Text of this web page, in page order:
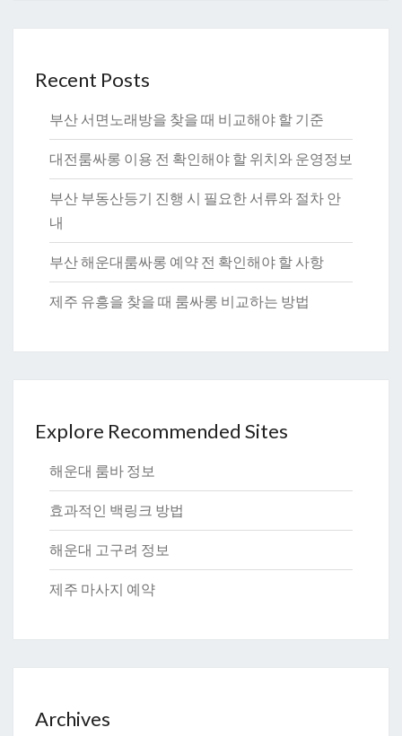
Recent Posts
부산 서면노래방을 찾을 때 비교해야 할 기준
대전룸싸롱 이용 전 확인해야 할 위치와 운영정보
부산 부동산등기 진행 시 필요한 서류와 절차 안
내
부산 해운대룸싸롱 예약 전 확인해야 할 사항
제주 유흥을 찾을 때 룸싸롱 비교하는 방법
Explore Recommended Sites
해운대 룸바 정보
효과적인 백링크 방법
해운대 고구려 정보
제주 마사지 예약
Archives